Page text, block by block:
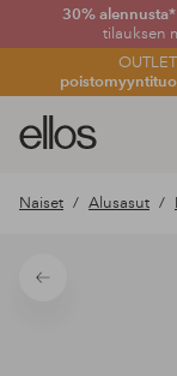
30% alennusta*
tilauksen
Ellos-
logo
siirry
Naiset Alusasut
Takaisin